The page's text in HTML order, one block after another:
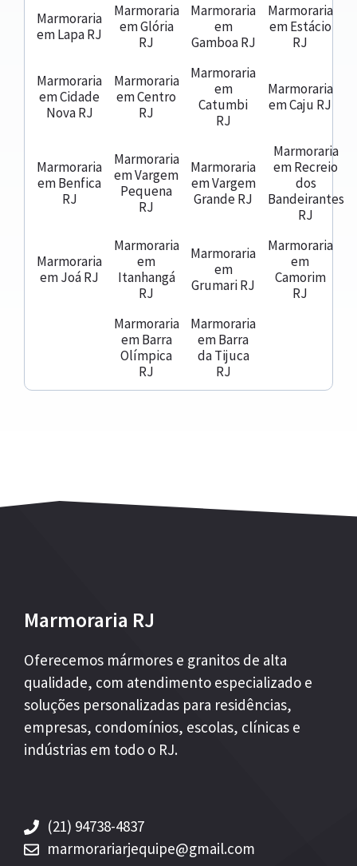
Marmoraria
em Lapa RJ
Marmoraria
em Glória
RJ
Marmoraria
em
Gamboa RJ
Marmoraria
em Estácio
RJ
Marmoraria
em Cidade
Nova RJ
Marmoraria
em Centro
RJ
Marmoraria
em
Catumbi
RJ
Marmoraria
em Caju RJ
Marmoraria
em Benfica
RJ
Marmoraria
em Vargem
Pequena
RJ
Marmoraria
em Vargem
Grande RJ
Marmoraria
em Recreio
dos
Bandeirantes
RJ
Marmoraria
em Joá RJ
Marmoraria
em
Itanhangá
RJ
Marmoraria
em
Grumari RJ
Marmoraria
em
Camorim
RJ
Marmoraria
em Barra
Olímpica
RJ
Marmoraria
em Barra
da Tijuca
RJ
Marmoraria RJ
Oferecemos mármores e granitos de alta
qualidade, com atendimento especializado e
soluções personalizadas para residências,
empresas, condomínios, escolas, clínicas e
indústrias em todo o RJ.
(21) 94738-4837
marmorariarjequipe@gmail.com